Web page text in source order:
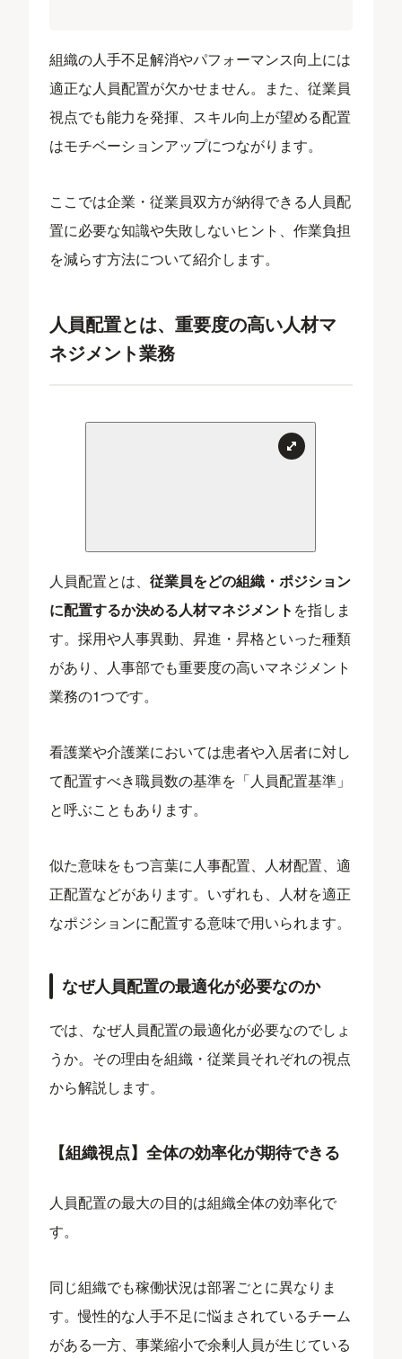
組織の人手不足解消やパフォーマンス向上には
適正な人員配置が欠かせません。また、従業員
視点でも能力を発揮、スキル向上が望める配置
はモチベーションアップにつながります。
ここでは企業・従業員双方が納得できる人員配
置に必要な知識や失敗しないヒント、作業負担
を減らす方法について紹介します。
人員配置とは、重要度の高い人材マ
ネジメント業務
人員配置とは、従業員をどの組織・ポジション
に配置するか決める人材マネジメント を指しま
す。採用や人事異動、昇進・昇格といった種類
があり、人事部でも重要度の高いマネジメント
業務の1つです。
看護業や介護業においては患者や入居者に対し
て配置すべき職員数の基準を「人員配置基準」
と呼ぶこともあります。
似た意味をもつ言葉に人事配置、人材配置、適
正配置などがあります。いずれも、人材を適正
なポジションに配置する意味で用いられます。
なぜ人員配置の最適化が必要なのか
では、なぜ人員配置の最適化が必要なのでしょ
うか。その理由を組織・従業員それぞれの視点
から解説します。
【組織視点】全体の効率化が期待できる
人員配置の最大の目的は組織全体の効率化で
す。
同じ組織でも稼働状況は部署ごとに異なりま
す。慢性的な人手不足に悩まされているチーム
がある一方、事業縮小で余剰人員が生じている